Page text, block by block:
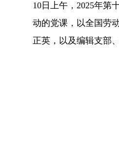
10日上午，2025年第
动的党课，以全国劳
正英，以及编辑支部